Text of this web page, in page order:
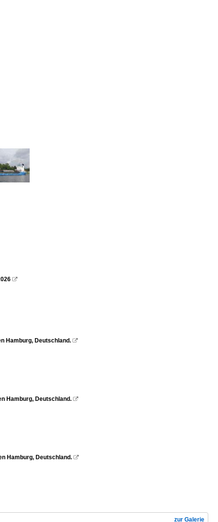

Hamburg, Deutschland. 
Hamburg, Deutschland. 
Hamburg, Deutschland. 
zur Galerie